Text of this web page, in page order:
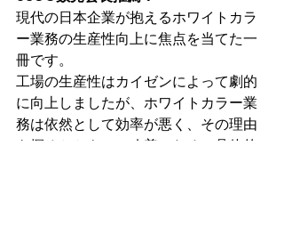
現代の日本企業が抱えるホワイトカラ
ー業務の生産性向上に焦点を当てた一
冊です。
工場の生産性はカイゼンによって劇的
に向上しましたが、ホワイトカラー業
務は依然として効率が悪く、その理由
を探るとともに、改善のための具体的